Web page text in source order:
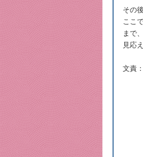
その
ここ
まで
見応
文責